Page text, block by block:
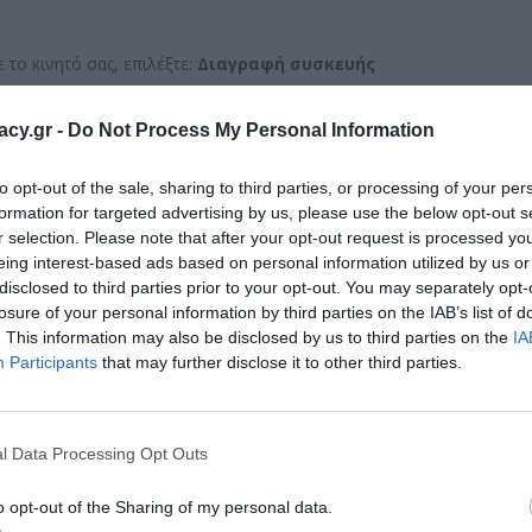
- Do Not Process My Personal Information
opt-out of the sale, sharing to third parties, or processing of your
for targeted advertising by us, please use the below opt-out
selection. Please note that after your opt-out request is processed
interest-based ads based on personal information utilized by us
to third parties prior to your opt-out. You may separately
of your personal information by third parties on the IAB’s list of
This information may also be disclosed by us to third parties on the
Participants that may further disclose it to other third parties.
Data Processing Opt Outs
opt-out of the Sharing of my personal data.
κινητό σας, επιλέξτε: Διαγραφή συσκευής
δεν θα μπορεί πλέον να εντοπιστείμέσω του Find
(AppleID).
)και ενεργοποιήστε: